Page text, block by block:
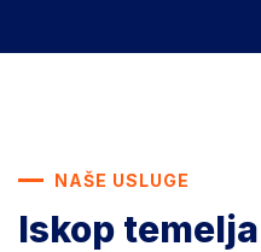
NAŠE USLUGE
Iskop